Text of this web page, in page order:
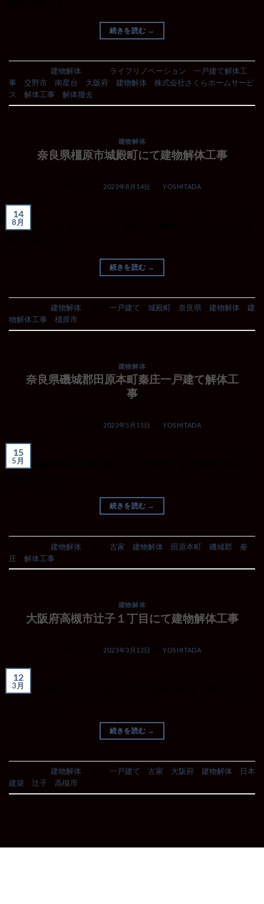
続きを読む →
建物解体 ライフリノベーション
一戸建て解体工
事
交野市 南星台 大阪府 建物解体
株式会社さくらホームサービ
ス
解体工事 解体撤去
建物解体
奈良県橿原市城殿町にて建物解体工事
2023年8月14日 BYYOSHITADA
14
8月
三重県にお住まいの方から相続した物件を売却するので建
続きを読む →
建物解体 一戸建て 城殿町 奈良県 建物解体
建
物解体工事
橿原市
建物解体
奈良県磯城郡田原本町秦庄一戸建て解体工
事
2023年5月15日 BYYOSHITADA
15
5月
奈良県磯城郡田原本町秦庄にて古家空き家の解体工事のご
続きを読む →
建物解体 古家 建物解体 田原本町 磯城郡
秦
庄
解体工事
建物解体
大阪府高槻市辻子１丁目にて建物解体工事
2023年3月12日 BYYOSHITADA
12
3月
大阪府高槻市辻子１丁目にて既存建物の解体工事のご依頼
続きを読む →
建物解体 一戸建て 古家 大阪府 建物解体
日本
建築
辻子 高槻市